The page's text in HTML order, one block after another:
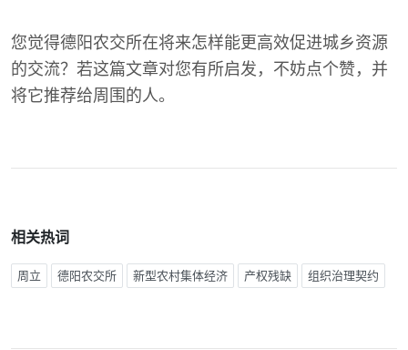
您觉得德阳农交所在将来怎样能更高效促进城乡资源
的交流？若这篇文章对您有所启发，不妨点个赞，并
将它推荐给周围的人。
相关热词
周立 德阳农交所 新型农村集体经济 产权残缺 组织治理契约